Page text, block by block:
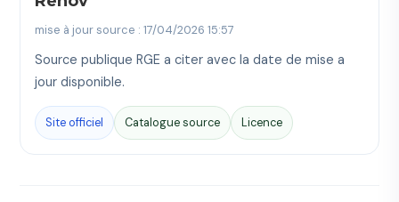
mise à jour source : 17/04/2026 15:57
Source publique RGE a citer avec la date de mise a
jour disponible.
Site officiel Catalogue source Licence